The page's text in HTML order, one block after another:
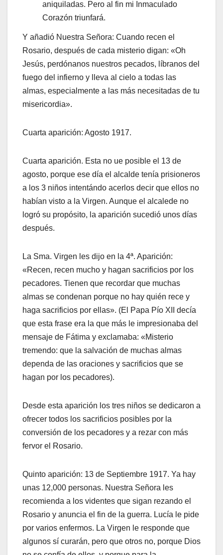
aniquiladas. Pero al fin mi Inmaculado
Corazón triunfará.
Y añadió Nuestra Señora: Cuando recen el
Rosario, después de cada misterio digan: «Oh
Jesús, perdónanos nuestros pecados, líbranos del
fuego del infierno y lleva al cielo a todas las
almas, especialmente a las más necesitadas de tu
misericordia».
Cuarta aparición: Agosto 1917.
Cuarta aparición. Esta no ue posible el 13 de
agosto, porque ese día el alcalde tenía prisioneros
a los 3 niños intentándo acerlos decir que ellos no
habían visto a la Virgen. Aunque el alcalede no
logró su propósito, la aparición sucedió unos días
después.
La Sma. Virgen les dijo en la 4ª. Aparición:
«Recen, recen mucho y hagan sacrificios por los
pecadores. Tienen que recordar que muchas
almas se condenan porque no hay quién rece y
haga sacrificios por ellas». (El Papa Pío XII decía
que esta frase era la que más le impresionaba del
mensaje de Fátima y exclamaba: «Misterio
tremendo: que la salvación de muchas almas
dependa de las oraciones y sacrificios que se
hagan por los pecadores).
Desde esta aparición los tres niños se dedicaron a
ofrecer todos los sacrificios posibles por la
conversión de los pecadores y a rezar con más
fervor el Rosario.
Quinto aparición: 13 de Septiembre 1917. Ya hay
unas 12,000 personas. Nuestra Señora les
recomienda a los videntes que sigan rezando el
Rosario y anuncia el fin de la guerra. Lucía le pide
por varios enfermos. La Virgen le responde que
algunos sí curarán, pero que otros no, porque Dios